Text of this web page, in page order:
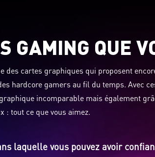
GAMING QUE
des cartes graphiques qui proposent
hardcore gamers au fil du temps. Avec
incomparable mais également
: tout ce que vous aimez.
laquelle vous pouvez avoir